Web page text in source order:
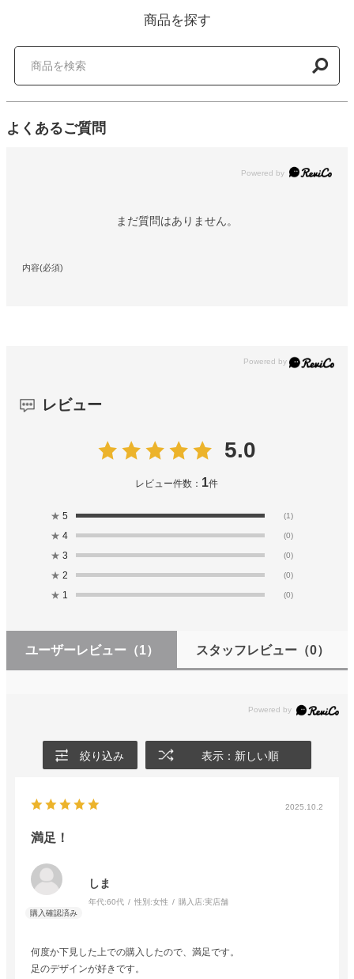
商品を探す
よくあるご質問
Powered by
まだ質問はありません。
内容(必須)
レビュー
5.0
レビュー件数： 1件
★ 5 (1)
★ 4 (0)
★ 3 (0)
★ 2 (0)
★ 1 (0)
ユーザーレビュー （1） スタッフレビュー（0）
絞り込み 表示：新しい順
2025.10.2
満足！
しま
年代:60代 性別:女性 購入店:実店舗
何度か下見した上での購入したので、満足です。
足のデザインが好きです。